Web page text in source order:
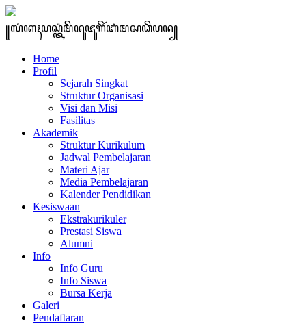
꧋ꦭꦁꦏꦃꦥꦱ꧀ꦠꦶꦩꦼꦤꦸꦗꦸꦒꦼꦂꦧꦁꦩꦱꦣꦼꦥꦤ꧀
Home
Profil
Sejarah Singkat
Struktur Organisasi
Visi dan Misi
Fasilitas
Akademik
Struktur Kurikulum
Jadwal Pembelajaran
Materi Ajar
Media Pembelajaran
Kalender Pendidikan
Kesiswaan
Ekstrakurikuler
Prestasi Siswa
Alumni
Info
Info Guru
Info Siswa
Bursa Kerja
Galeri
Pendaftaran